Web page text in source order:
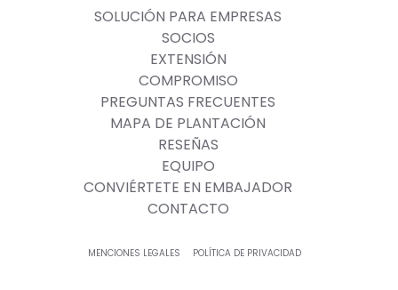
SOLUCIÓN PARA EMPRESAS
SOCIOS
EXTENSIÓN
COMPROMISO
PREGUNTAS FRECUENTES
MAPA DE PLANTACIÓN
RESEÑAS
EQUIPO
CONVIÉRTETE EN EMBAJADOR
CONTACTO
MENCIONES LEGALES POLÍTICA DE PRIVACIDAD